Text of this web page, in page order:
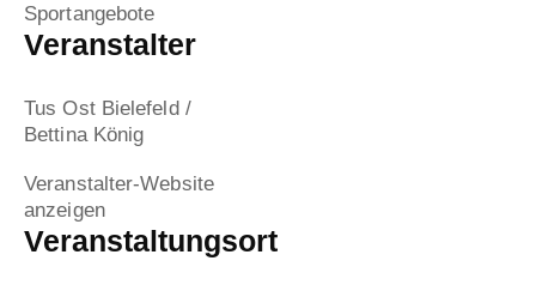
Sportangebote
Veranstaltungsort
Veranstalter
Tus Ost Bielefeld /
Bettina König
Veranstalter-Website
anzeigen